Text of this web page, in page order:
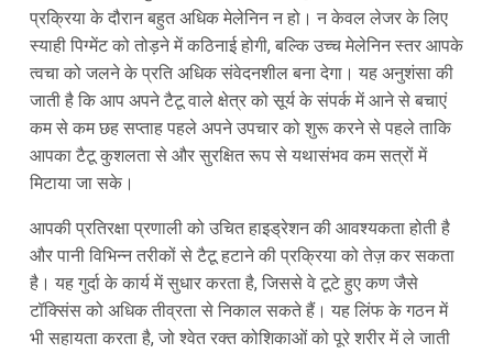
प्रक्रिया के दौरान बहुत अधिक मेलेनिन न हो। न केवल लेजर के लिए
स्याही पिग्मेंट को तोड़ने में कठिनाई होगी, बल्कि उच्च मेलेनिन स्तर आपके
त्वचा को जलने के प्रति अधिक संवेदनशील बना देगा। यह अनुशंसा की
जाती है कि आप अपने टैटू वाले क्षेत्र को सूर्य के संपर्क में आने से बचाएं
कम से कम छह सप्ताह पहले अपने उपचार को शुरू करने से पहले ताकि
आपका टैटू कुशलता से और सुरक्षित रूप से यथासंभव कम सत्रों में
मिटाया जा सके।
आपकी प्रतिरक्षा प्रणाली को उचित हाइड्रेशन की आवश्यकता होती है
और पानी विभिन्न तरीकों से टैटू हटाने की प्रक्रिया को तेज़ कर सकता
है। यह गुर्दा के कार्य में सुधार करता है, जिससे वे टूटे हुए कण जैसे
टॉक्सिंस को अधिक तीव्रता से निकाल सकते हैं। यह लिंफ के गठन में
भी सहायता करता है, जो श्वेत रक्त कोशिकाओं को पूरे शरीर में ले जाती